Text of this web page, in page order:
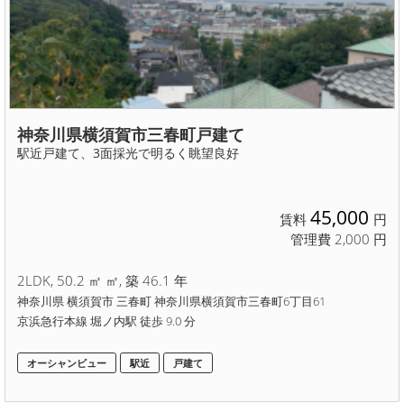
神奈川県横須賀市三春町戸建て
駅近戸建て、3面採光で明るく眺望良好
賃料 45,000 円
管理費 2,000 円
2LDK, 50.2 ㎡ ㎡, 築 46.1 年
神奈川県 横須賀市 三春町 神奈川県横須賀市三春町6丁目61
京浜急行本線 堀ノ内駅 徒歩 9.0 分
オーシャンビュー 駅近 戸建て